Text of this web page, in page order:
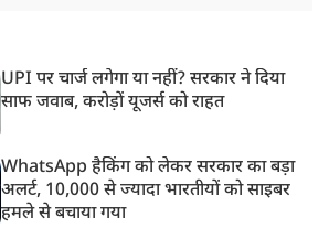
UPI पर चार्ज लगेगा या नहीं? सरकार ने दिया
साफ जवाब, करोड़ों यूजर्स को राहत
WhatsApp हैकिंग को लेकर सरकार का बड़ा
अलर्ट, 10,000 से ज्यादा भारतीयों को साइबर
हमले से बचाया गया